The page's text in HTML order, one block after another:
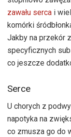
zawału serca i
komórki
Jakby na przekór
specyficznych
co jeszcze
Serce
U chorych z
napotyka na
co zmusza go do